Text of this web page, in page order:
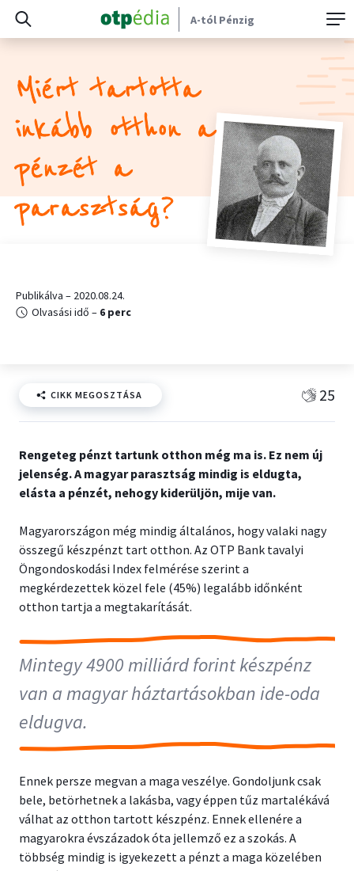
A-tól Pénzig
Miért tartotta
inkább otthon a
pénzét a
parasztság?
Publikálva – 2020.08.24.
Olvasási idő – 6 perc
CIKK MEGOSZTÁSA 25
Rengeteg pénzt tartunk otthon még ma is. Ez nem új
jelenség. A magyar parasztság mindig is eldugta,
elásta a pénzét, nehogy kiderüljön, mije van.
Magyarországon még mindig általános, hogy valaki nagy
összegű készpénzt tart otthon. Az OTP Bank tavalyi
Öngondoskodási Index felmérése szerint a
megkérdezettek közel fele (45%) legalább időnként
otthon tartja a megtakarítását.
Mintegy 4900 milliárd forint készpénz
van a magyar háztartásokban ide-oda
eldugva.
Ennek persze megvan a maga veszélye. Gondoljunk csak
bele, betörhetnek a lakásba, vagy éppen tűz martalékává
válhat az otthon tartott készpénz. Ennek ellenére a
magyarokra évszázadok óta jellemző ez a szokás. A
többség mindig is igyekezett a pénzt a maga közelében